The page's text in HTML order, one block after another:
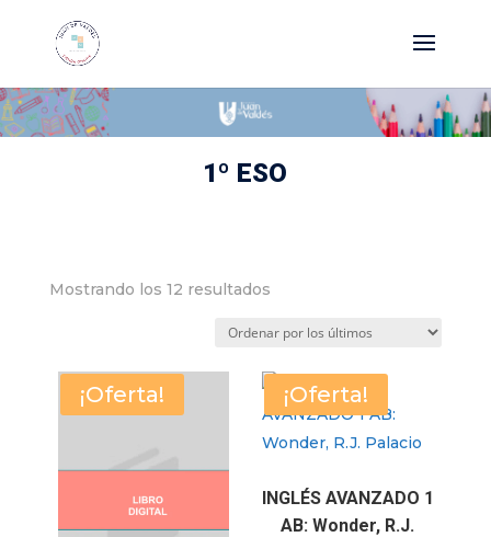
1º ESO
Mostrando los 12 resultadosOrdenado
los
¡Oferta! ¡Oferta!
INGLÉS AVANZADO 1
AB: Wonder, R.J.